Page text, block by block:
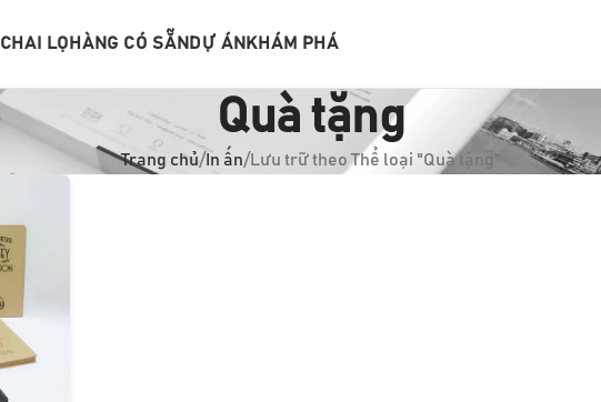
CHAI LỌ HÀNG CÓ SẴN DỰ ÁN KHÁM PHÁ
Quà tặng
Trang chủ In ấn Lưu trữ theo Thể loại "Quà tặng"